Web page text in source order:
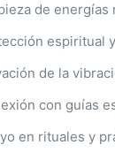
de energías
espiritual
de la
con guías
en rituales y